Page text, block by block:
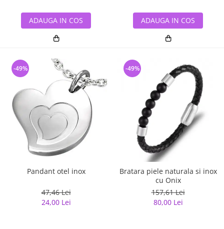
ADAUGA IN COS ADAUGA IN COS
Pandant otel inox
47,46 Lei
24,00 Lei
-49%
Bratara piele naturala si inox
cu Onix
157,61 Lei
80,00 Lei
-49%